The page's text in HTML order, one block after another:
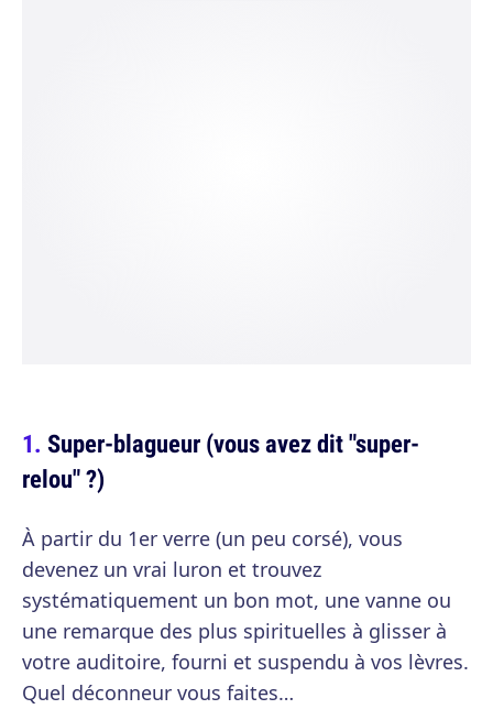
Super-blagueur (vous avez dit "super-
relou" ?)
À partir du 1er verre (un peu corsé), vous
devenez un vrai luron et trouvez
systématiquement un bon mot, une vanne ou
une remarque des plus spirituelles à glisser à
votre auditoire, fourni et suspendu à vos lèvres.
Quel déconneur vous faites…